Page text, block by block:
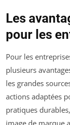
Les
pour les
Pour les
plusieurs
les grandes
actions adaptées
pratiques